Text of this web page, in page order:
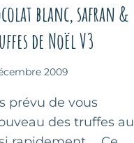
blanc, safran &
de Noël V3
2009
prévu de vous
des truffes au